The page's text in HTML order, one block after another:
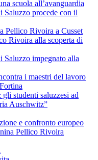
scuola all’avanguardia
procede con il
Pellico Rivoira a Cusset
Rivoira alla scoperta di
impegnato alla
i maestri del lavoro
studenti saluzzesi ad
Auschwitz”
e confronto europeo
Pellico Rivoira